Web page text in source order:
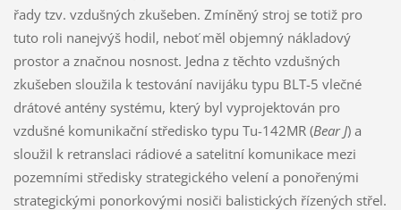
řady tzv. vzdušných zkušeben. Zmíněný stroj se totiž pro
tuto roli nanejvýš hodil, neboť měl objemný nákladový
prostor a značnou nosnost. Jedna z těchto vzdušných
zkušeben sloužila k testování navijáku typu BLT-5 vlečné
drátové antény systému, který byl vyprojektován pro
vzdušné komunikační středisko typu Tu-142MR (Bear J) a
sloužil k retranslaci rádiové a satelitní komunikace mezi
pozemními středisky strategického velení a ponořenými
strategickými ponorkovými nosiči balistických řízených střel.